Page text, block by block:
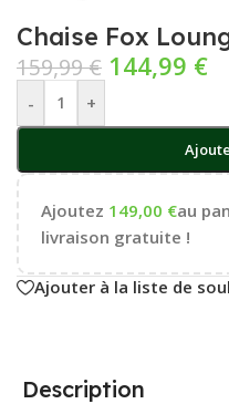
Chaise Fox
159,99€ 144,99 €
- +
Ajoutez 149,00 €au
livraison gratuite !
Ajouter à la liste de
Description